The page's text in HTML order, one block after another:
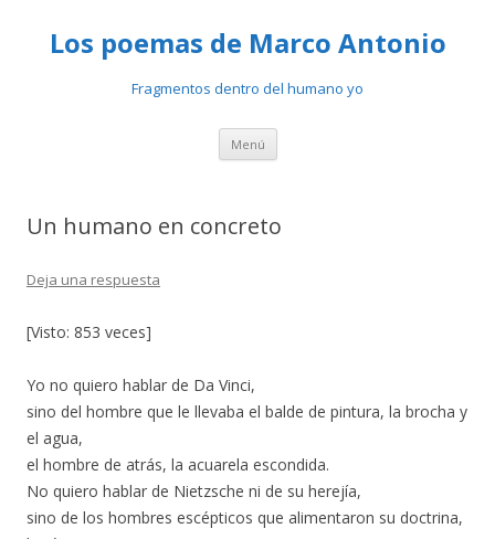
Los poemas de Marco Antonio
Fragmentos dentro del humano yo
Menú Ir
contenido
Un humano en concreto
Deja una respuesta
[Visto: 853 veces]
Yo no quiero hablar de Da Vinci,
sino del hombre que le llevaba el balde de pintura, la brocha y
el agua,
el hombre de atrás, la acuarela escondida.
No quiero hablar de Nietzsche ni de su herejía,
sino de los hombres escépticos que alimentaron su doctrina,